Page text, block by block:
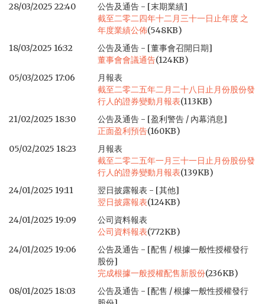
28/03/2025 22:40
公告及通告 - [末期業績]
截至二零二四年十二月三十一日止年度 之
年度業績公佈(548KB)
18/03/2025 16:32
公告及通告 - [董事會召開日期]
董事會會議通告(124KB)
05/03/2025 17:06
月報表
截至二零二五年二月二十八日止月份股份發
行人的證券變動月報表(113KB)
21/02/2025 18:30
公告及通告 - [盈利警告 / 內幕消息]
正面盈利預告(160KB)
05/02/2025 18:23
月報表
截至二零二五年一月三十一日止月份股份發
行人的證券變動月報表(139KB)
24/01/2025 19:11
翌日披露報表 - [其他]
翌日披露報表(124KB)
24/01/2025 19:09
公司資料報表
公司資料報表(772KB)
24/01/2025 19:06
公告及通告 - [配售 / 根據一般性授權發行
股份]
完成根據一般授權配售新股份(236KB)
08/01/2025 18:03
公告及通告 - [配售 / 根據一般性授權發行